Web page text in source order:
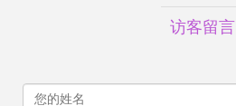
访客留言